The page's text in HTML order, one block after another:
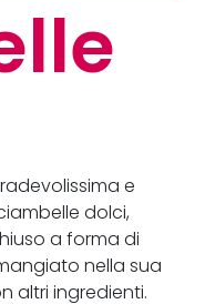
e
dolci,
a forma di
nella sua
altri ingredienti.